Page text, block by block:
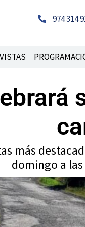
974 314
más
domingo a